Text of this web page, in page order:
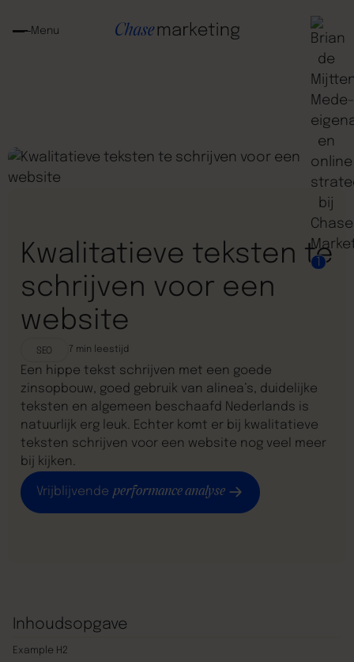
Menu
1
Kwalitatieve teksten te
schrijven voor een
website
Een hippe tekst schrijven met een goede
zinsopbouw, goed gebruik van alinea’s, duidelijke
teksten en algemeen beschaafd Nederlands is
natuurlijk erg leuk. Echter komt er bij kwalitatieve
teksten schrijven voor een website nog veel meer
bij kijken.
Vrijblijvende performance analyse
SEO 7 min leestijd
Inhoudsopgave
Example H2